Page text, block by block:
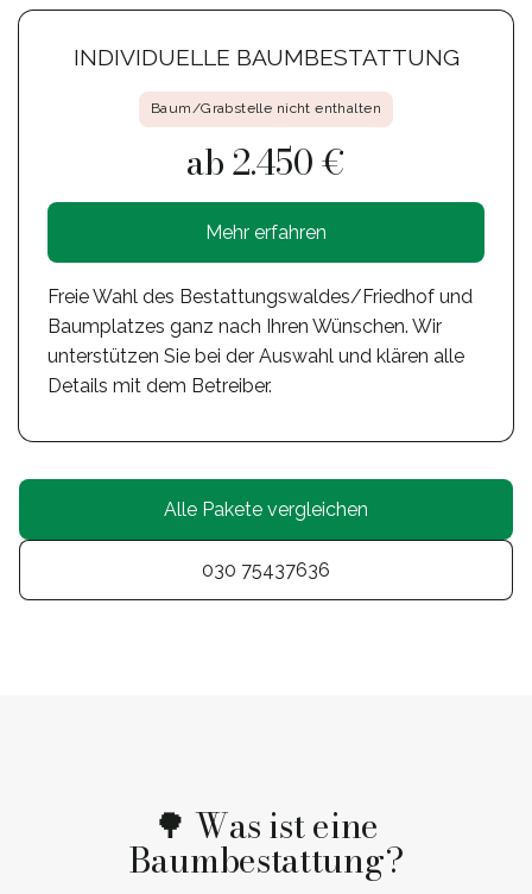
INDIVIDUELLE BAUMBESTATTUNG
Baum/Grabstelle nicht enthalten
ab 2.450 €
Mehr erfahren
Freie Wahl des Bestattungswaldes/Friedhof und
Baumplatzes ganz nach Ihren Wünschen. Wir
unterstützen Sie bei der Auswahl und klären alle
Details mit dem Betreiber.
Alle Pakete vergleichen
030 75437636
🌳 Was ist eine
Baumbestattung?